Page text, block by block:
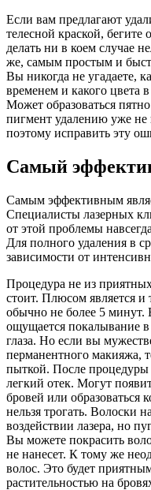
Если вам предлагают
телесной краской, бегите
делать ни в коем случае
же, самым простым и
Вы никогда не угадаете,
временем и какого цвета в
Может образоваться
пигмент удалению уже не
поэтому исправить эту
Самый
Самым эффективным
Специалисты лазерных
от этой проблемы
Для полного удаления в
зависимости от
Процедура не из
стоит. Плюсом является и
обычно не более 5 минут.
ощущается покалывание в
глаза. Но если вы
перманентного макияжа,
пыткой. После процедуры
легкий отек. Могут
бровей или образоваться
нельзя трогать. Волоски
воздействии лазера, но
Вы можете покрасить
не нанесет. К тому же
волос. Это будет
растительностью на